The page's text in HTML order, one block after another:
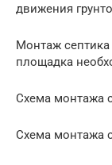
движения
Монтаж
площадка
Схема монтажа
Схема монтажа